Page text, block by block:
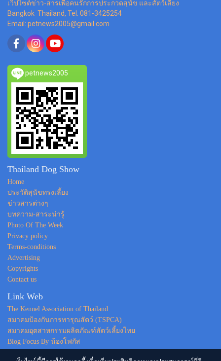
เว็ปไซต์ข่าว-สารเพื่อคนรักการประกวดสุนัข และสัตว์เลี้ยง
Bangkok Thailand, Tel. 081-3425254
Email: petnews2005@gmail.com
petnews2005
Thailand Dog Show
Home
ประวัติสุนัขทรงเลี้ยง
ข่าวสารต่างๆ
บทความ-สาระน่ารู้
Photo Of The Week
Privacy policy
Terms-conditions
Advertising
Copyrights
Contact us
Link Web
The Kennel Association of Thailand
สมาคมป้องกันการทารุณสัตว์ (TSPCA)
สมาคมอุตสาหกรรมผลิตภัณฑ์สัตว์เลี้ยงไทย
Blog Focus By น้องโฟกัส